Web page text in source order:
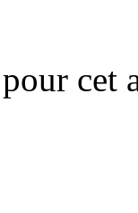
cet